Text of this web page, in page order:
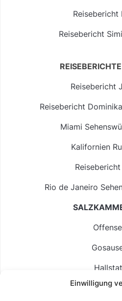
Einwilligung
Reisebericht
Reisebericht
Reisebericht
Reisebericht
Miami
Kalifornien
Rio de Janeiro